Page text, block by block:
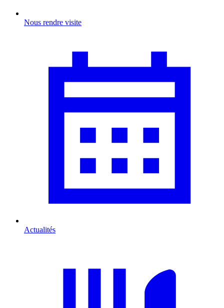
Nous rendre visite
Actualités